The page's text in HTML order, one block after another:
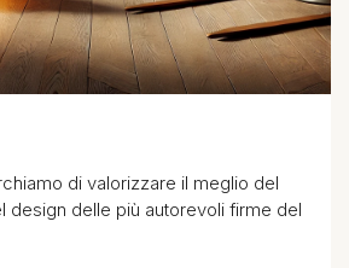
di valorizzare il meglio del
design delle più autorevoli firme del